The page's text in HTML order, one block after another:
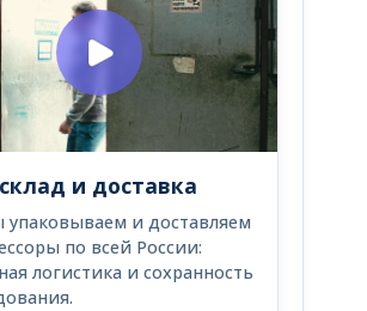
и доставка
упаковываем и доставляем
по всей России:
логистика и сохранность